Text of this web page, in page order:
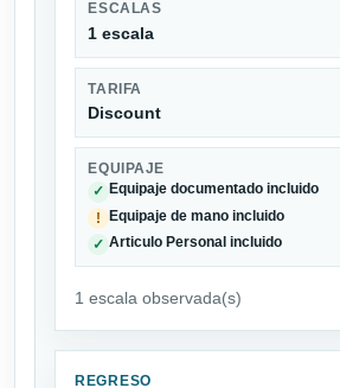
ESCALAS
1 escala
TARIFA
Discount
EQUIPAJE
✓ Equipaje documentado incluido
! Equipaje de mano incluido
✓ Articulo Personal incluido
1 escala observada(s)
REGRESO